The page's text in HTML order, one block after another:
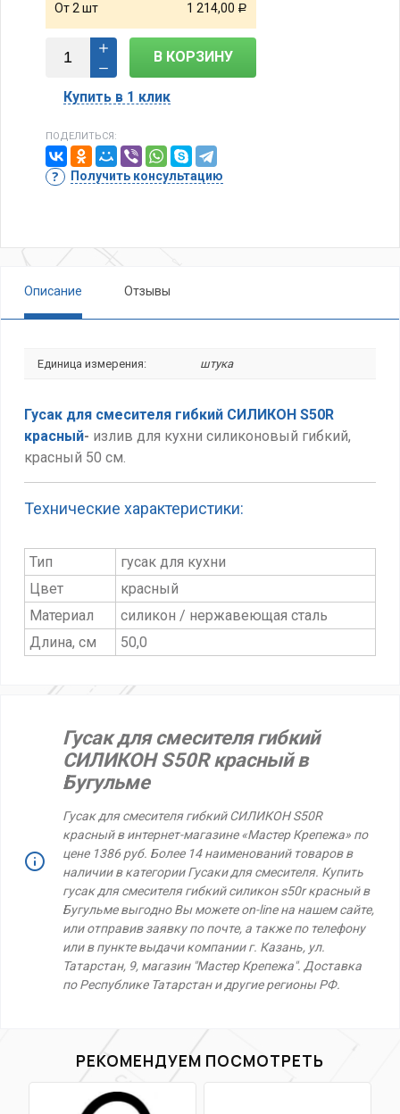
От 2 шт 1 214,00 Р
В КОРЗИНУ
Купить в 1 клик
ПОДЕЛИТЬСЯ:
Получить консультацию
Описание Отзывы
Единица измерения: штука
Гусак для смесителя гибкий СИЛИКОН S50R
красный- излив для кухни силиконовый гибкий,
красный 50 см.
Технические характеристики:
Тип
гусак для кухни
Цвет
красный
Материал
силикон / нержавеющая сталь
Длина, см
50,0
Гусак для смесителя гибкий
СИЛИКОН S50R красный в
Бугульме
Гусак для смесителя гибкий СИЛИКОН S50R
красный в интернет-магазине «Мастер Крепежа» по
цене 1386 руб. Более 14 наименований товаров в
наличии в категории Гусаки для смесителя. Купить
гусак для смесителя гибкий силикон s50r красный в
Бугульме выгодно Вы можете on-line на нашем сайте,
или отправив заявку по почте, а также по телефону
или в пункте выдачи компании г. Казань, ул.
Татарстан, 9, магазин "Мастер Крепежа". Доставка
по Республике Татарстан и другие регионы РФ.
РЕКОМЕНДУЕМ ПОСМОТРЕТЬ